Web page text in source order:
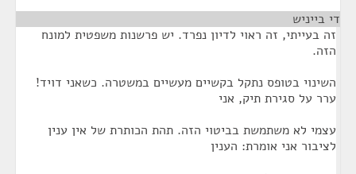
די בייניש
זה בעייתי, זה ראוי לדיון נפרד. יש פרשנות משפטית למונח
הזה.
השינוי בטופס נתקל בקשיים מעשיים במשטרה. כשאני דויד!
ערר על סגירת תיק, אני
עצמי לא משתמשת בביטוי הזה. תהת הכותרת של אין ענין
לציבור אני אומרת: הענין